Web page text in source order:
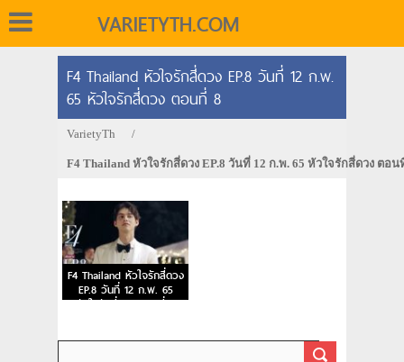
VARIETYTH.COM
F4 Thailand หัวใจรักสี่ดวง EP.8 วันที่ 12 ก.พ.
65 หัวใจรักสี่ดวง ตอนที่ 8
VarietyTh /
F4 Thailand หัวใจรักสี่ดวง EP.8 วันที่ 12 ก.พ. 65 หัวใจรักสี่ดวง ตอน
F4 Thailand หัวใจรักสี่ดวง
EP.8 วันที่ 12 ก.พ. 65
หัวใจรักสี่ดวง ตอนที่ 8